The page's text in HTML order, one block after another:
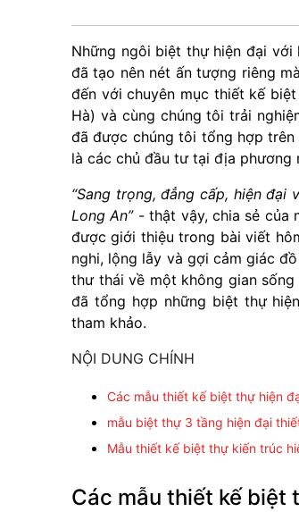
Những ngôi biệt thự hiện đại
đã tạo nên nét ấn tượng riêng
đến với chuyên mục thiết kế
Hà) và cùng chúng tôi trải
đã được chúng tôi tổng hợp
là các chủ đầu tư tại địa phương
“Sang trọng, đẳng cấp, hiện
Long An”- thật vậy, chia sẻ của
được giới thiệu trong bài viết
nghi, lộng lẫy và gợi cảm giác
thư thái về một không gian
đã tổng hợp những biệt thự
tham khảo.
NỘI DUNG CHÍNH
Các mẫu thiết kế biệt thự hiện
mẫu biệt thự 3 tầng hiện đại
Mẫu thiết kế biệt thự kiến trúc
Các mẫu thiết kế biệt